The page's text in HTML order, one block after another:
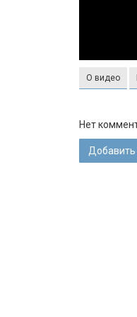
О видео
Нет